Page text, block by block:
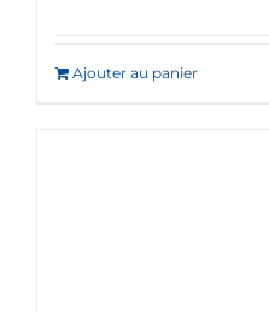
Ajouter au panier